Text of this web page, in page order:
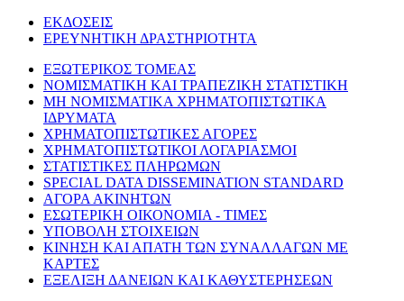
ΕΚΔΟΣΕΙΣ
ΕΡΕΥΝΗΤΙΚΗ ΔΡΑΣΤΗΡΙΟΤΗΤΑ
ΕΞΩΤΕΡΙΚΟΣ ΤΟΜΕΑΣ
ΝΟΜΙΣΜΑΤΙΚΗ ΚΑΙ ΤΡΑΠΕΖΙΚΗ ΣΤΑΤΙΣΤΙΚΗ
ΜΗ ΝΟΜΙΣΜΑΤΙΚΑ ΧΡΗΜΑΤΟΠΙΣΤΩΤΙΚΑ
ΙΔΡΥΜΑΤΑ
ΧΡΗΜΑΤΟΠΙΣΤΩΤΙΚΕΣ ΑΓΟΡΕΣ
ΧΡΗΜΑΤΟΠΙΣΤΩΤΙΚΟΙ ΛΟΓΑΡΙΑΣΜΟΙ
ΣΤΑΤΙΣΤΙΚΕΣ ΠΛΗΡΩΜΩΝ
SPECIAL DATA DISSEMINATION STANDARD
ΑΓΟΡΑ ΑΚΙΝΗΤΩΝ
ΕΣΩΤΕΡΙΚΗ ΟΙΚΟΝΟΜΙΑ - ΤΙΜΕΣ
ΥΠΟΒΟΛΗ ΣΤΟΙΧΕΙΩΝ
ΚΙΝΗΣΗ ΚΑΙ ΑΠΑΤΗ ΤΩΝ ΣΥΝΑΛΛΑΓΩΝ ΜΕ
ΚΑΡΤΕΣ
ΕΞΕΛΙΞΗ ΔΑΝΕΙΩΝ ΚΑΙ ΚΑΘΥΣΤΕΡΗΣΕΩΝ